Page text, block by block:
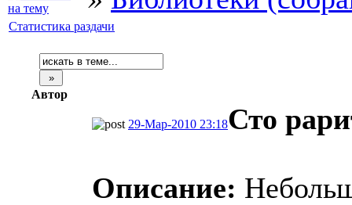
Статистика раздачи
Автор
29-Мар-2010 23:18Сто
Описание: